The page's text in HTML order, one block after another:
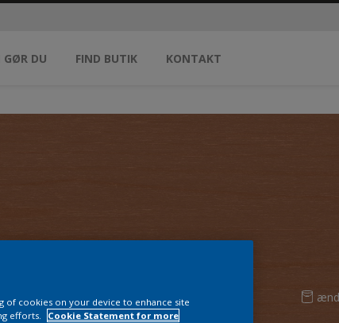
GØR DU FIND BUTIK KONTAKT
of cookies on your device to enhance site
efforts.
Cookie Statement for more